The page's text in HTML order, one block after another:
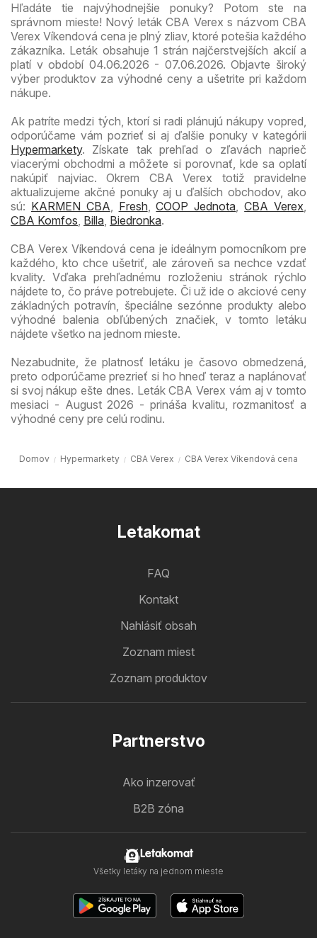
Hľadáte tie najvýhodnejšie ponuky? Potom ste na
správnom mieste! Nový leták CBA Verex s názvom CBA
Verex Víkendová cena je plný zliav, ktoré potešia každého
zákazníka. Leták obsahuje 1 strán najčerstvejších akcií a
platí v období 04.06.2026 - 07.06.2026. Objavte široký
výber produktov za výhodné ceny a ušetrite pri každom
nákupe.
Ak patríte medzi tých, ktorí si radi plánujú nákupy vopred,
odporúčame vám pozrieť si aj ďalšie ponuky v kategórii
Hypermarkety. Získate tak prehľad o zľavách naprieč
viacerými obchodmi a môžete si porovnať, kde sa oplatí
nakúpiť najviac. Okrem CBA Verex totiž pravidelne
aktualizujeme akčné ponuky aj u ďalších obchodov, ako
sú: KARMEN CBA, Fresh,COOP Jednota,CBA Verex,
CBA Komfos, Billa, Biedronka.
CBA Verex Víkendová cena je ideálnym pomocníkom pre
každého, kto chce ušetriť, ale zároveň sa nechce vzdať
kvality. Vďaka prehľadnému rozloženiu stránok rýchlo
nájdete to, čo práve potrebujete. Či už ide o akciové ceny
základných potravín, špeciálne sezónne produkty alebo
výhodné balenia obľúbených značiek, v tomto letáku
nájdete všetko na jednom mieste.
Nezabudnite, že platnosť letáku je časovo obmedzená,
preto odporúčame prezrieť si ho hneď teraz a naplánovať
si svoj nákup ešte dnes. Leták CBA Verex vám aj v tomto
mesiaci - August 2026 - prináša kvalitu, rozmanitosť a
výhodné ceny pre celú rodinu.
Domov Hypermarkety CBA Verex CBA Verex Víkendová cena
Letakomat
FAQ
Kontakt
Nahlásiť obsah
Zoznam miest
Zoznam produktov
Partnerstvo
Ako inzerovať
B2B zóna
Letakomat
Všetky letáky na jednom mieste